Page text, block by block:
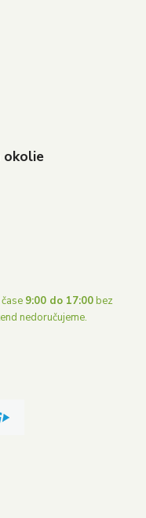
okolie
9:00 do 17:00bez
nedoručujeme.